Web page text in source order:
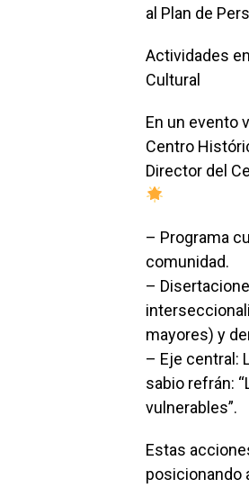
al Plan de
Actividades
Cultural
En un evento
Centro
Director del
– Programa
comunidad.
–
mayores) y
– Eje central:
sabio refrán:
vulnerables”.
Estas
posicionando